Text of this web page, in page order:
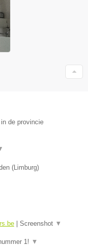
de provincie
(Limburg)
Screenshot ▼
1! ▼